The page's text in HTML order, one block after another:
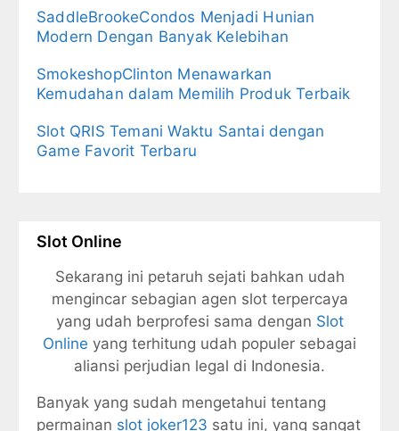
SaddleBrookeCondos Menjadi Hunian
Modern Dengan Banyak Kelebihan
SmokeshopClinton Menawarkan
Kemudahan dalam Memilih Produk Terbaik
Slot QRIS Temani Waktu Santai dengan
Game Favorit Terbaru
Slot Online
Sekarang ini petaruh sejati bahkan udah
mengincar sebagian agen slot terpercaya
yang udah berprofesi sama dengan Slot
Online yang terhitung udah populer sebagai
aliansi perjudian legal di Indonesia.
Banyak yang sudah mengetahui tentang
permainan slot joker123 satu ini, yang sangat